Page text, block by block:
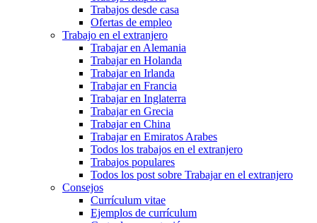
Trabajos desde casa
Ofertas de empleo
Trabajo en el extranjero
Trabajar en Alemania
Trabajar en Holanda
Trabajar en Irlanda
Trabajar en Francia
Trabajar en Inglaterra
Trabajar en Grecia
Trabajar en China
Trabajar en Emiratos Arabes
Todos los trabajos en el extranjero
Trabajos populares
Todos los post sobre Trabajar en el extranjero
Consejos
Currículum vitae
Ejemplos de currículum